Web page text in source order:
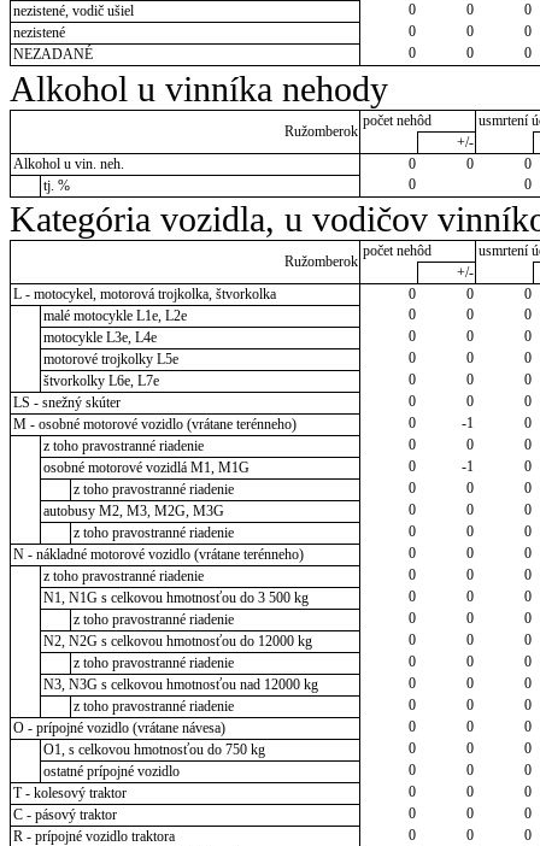
nezistené, vodič ušiel
0 0
0
nezistené
0 0
0
NEZADANÉ
0 0 0
Alkohol u vinníka nehody
Ružomberok
počet nehôd
usmrtení
+/-
Alkohol u vin. neh.
0 0
0
tj. %
0 0
Kategória vozidla, u vodičov
Ružomberok
počet nehôd
usmrtení
+/-
L - motocykel, motorová trojkolka, štvorkolka
0 0
0
malé motocykle L1e, L2e
0 0
0
motocykle L3e, L4e
0 0
0
motorové trojkolky L5e
0 0
0
štvorkolky L6e, L7e
0 0
0
LS - snežný skúter
0 0
0
M - osobné motorové vozidlo (vrátane terénneho)
0 -1
0
z toho pravostranné riadenie
0 0
0
osobné motorové vozidlá M1, M1G
0 -1
0
z toho pravostranné riadenie
0 0
0
autobusy M2, M3, M2G, M3G
0 0
0
z toho pravostranné riadenie
0 0
0
N - nákladné motorové vozidlo (vrátane terénneho)
0 0
0
z toho pravostranné riadenie
0 0
0
N1, N1G s celkovou hmotnosťou do 3 500 kg
0 0
0
z toho pravostranné riadenie
0 0
0
N2, N2G s celkovou hmotnosťou do 12000 kg
0 0
0
z toho pravostranné riadenie
0 0
0
N3, N3G s celkovou hmotnosťou nad 12000 kg
0 0
0
z toho pravostranné riadenie
0 0
0
O - prípojné vozidlo (vrátane návesa)
0 0
0
O1, s celkovou hmotnosťou do 750 kg
0 0
0
ostatné prípojné vozidlo
0 0
0
T - kolesový traktor
0 0
0
C - pásový traktor
0 0
0
R - prípojné vozidlo traktora
0 0
0